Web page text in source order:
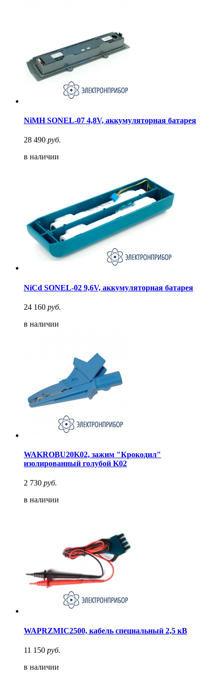
NiMH SONEL-07 4,8V, аккумуляторная батарея
28 490 руб.
в наличии
NiCd SONEL-02 9,6V, аккумуляторная батарея
24 160 руб.
в наличии
WAKROBU20K02, зажим "Крокодил"
изолированный голубой K02
2 730 руб.
в наличии
WAPRZMIC2500, кабель специальный 2,5 кВ
11 150 руб.
в наличии